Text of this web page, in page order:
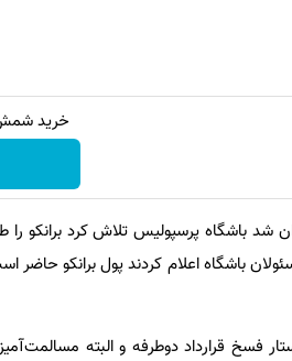
خرید شمش پلمپ
شد باشگاه پرسپولیس تلاش کرد برانکو را
باشگاه اعلام کردند پول برانکو حاضر
فسخ قرارداد دوطرفه و البته